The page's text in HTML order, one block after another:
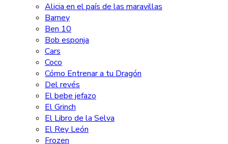
Alicia en el país de las maravillas
Barney
Ben 10
Bob esponja
Cars
Coco
Cómo Entrenar a tu Dragón
Del revés
El bebe jefazo
El Grinch
El Libro de la Selva
El Rey León
Frozen